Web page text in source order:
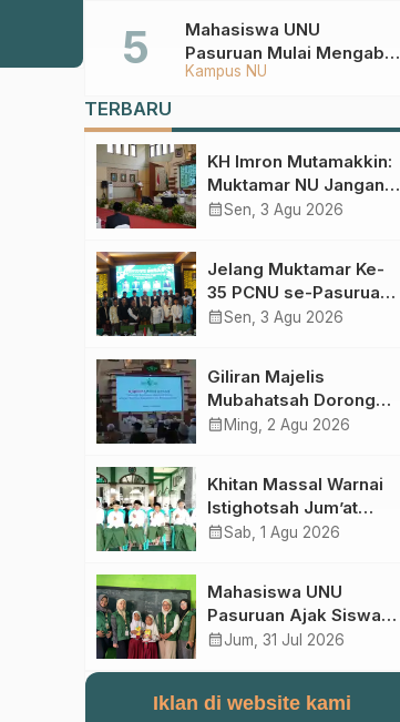
Kampus NU
Mahasiswa UNU
Pasuruan Mulai Mengabdi
di Wonokerto dan Oro-
TERBARU
KH Imron Mutamakkin:
Muktamar NU Jangan
Terjebak pada
calendar_monthSen, 3 Agu 2026
Jelang Muktamar Ke-
35 PCNU se-Pasuruan
Raya Rumuskan
Abad Kedua
calendar_monthSen, 3 Agu 2026
Giliran Majelis
Mubahatsah Dorong
Gagasan Pelembagaan
calendar_month Ming, 2 Agu 2026
Khitan Massal Warnai
Istighotsah Jum’at
Wage MWCNU
calendar_monthSab, 1 Agu 2026
Mahasiswa UNU
Pasuruan Ajak Siswa
SD Al Maksum
calendar_monthJum, 31 Jul 2026
Iklan di website kami